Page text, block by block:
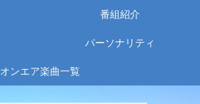
番組紹介
パーソナリティ
オンエア楽曲一覧